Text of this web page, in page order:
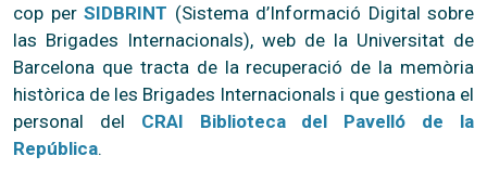
cop per SIDBRINT (Sistema d’Informació Digital sobre
las Brigades Internacionals), web de la Universitat de
Barcelona que tracta de la recuperació de la memòria
històrica de les Brigades Internacionals i que gestiona el
personal del CRAI Biblioteca del Pavelló de la
República.